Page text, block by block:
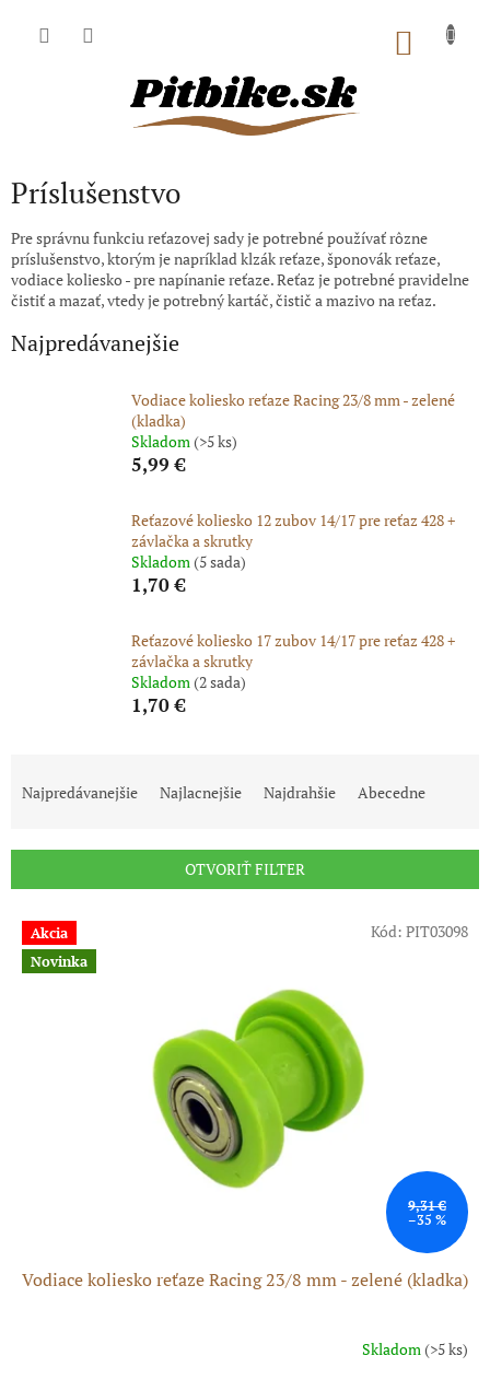
Príslušenstvo
Pre správnu funkciu reťazovej sady je potrebné používať rôzne
príslušenstvo, ktorým je napríklad klzák reťaze, šponovák reťaze,
vodiace koliesko - pre napínanie reťaze. Reťaz je potrebné pravidelne
čistiť a mazať, vtedy je potrebný kartáč, čistič a mazivo na reťaz.
Najpredávanejšie
Vodiace koliesko reťaze Racing 23/8 mm - zelené
(kladka)
Skladom(>5 ks)
5,99 €
Reťazové koliesko 12 zubov 14/17 pre reťaz 428 +
závlačka a skrutky
Skladom(5 sada)
1,70 €
Reťazové koliesko 17 zubov 14/17 pre reťaz 428 +
závlačka a skrutky
Skladom(2 sada)
1,70 €
i
Najpredávanejšie Najlacnejšie Najdrahšie Abecedne
OTVORIŤ FILTER
V Akcia
Novinka
9,31 €
–35 %
Vodiace koliesko reťaze Racing 23/8 mm - zelené (kladka)
Skladom (>5 ks)
Kód: PIT03098